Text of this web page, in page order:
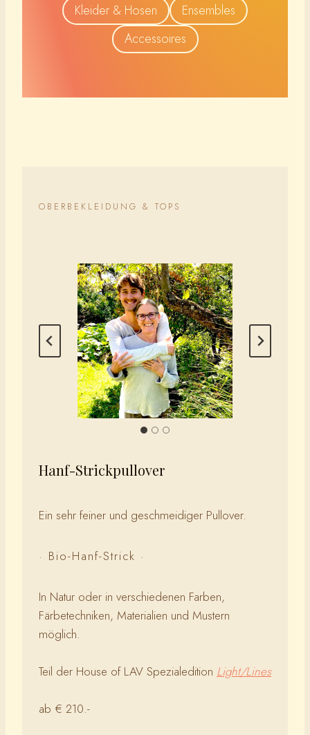
Kleider & Hosen
Ensembles
Accessoires
OBERBEKLEIDUNG & TOPS
Hanf-Strickpullover
Ein sehr feiner und geschmeidiger Pullover.
· Bio-Hanf-Strick ·
In Natur oder in verschiedenen Farben,
Färbetechniken, Materialien und Mustern
möglich.
Teil der House of LAV Spezialedition Light/Lines
ab € 210.-